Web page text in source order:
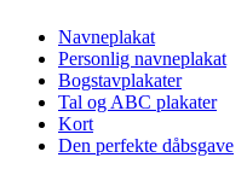
Navneplakat
Personlig navneplakat
Bogstavplakater
Tal og ABC plakater
Kort
Den perfekte dåbsgave